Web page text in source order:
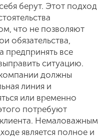
берут. Этот подход
что не позволяют
обязательства,
предпринять все
ситуацию.
должны
линия и
или временно
потребуют
Немаловажным
является полное и